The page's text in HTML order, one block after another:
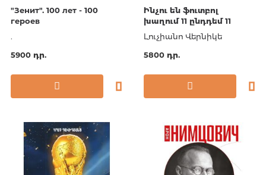
"Зенит". 100 лет - 100
героев
.
5900 դր.
Ինչու են ֆուտբոլ
խաղում 11 ընդդեմ 11
Լուչիանո Վերնիկե
5800 դր.